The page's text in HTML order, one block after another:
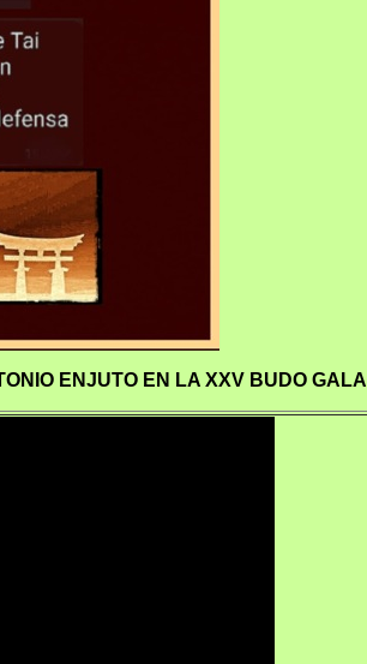
ENJUTO EN LA XXV BUDO GALA